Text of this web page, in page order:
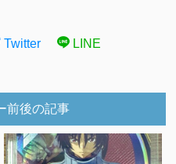
Twitter LINE
前後の記事